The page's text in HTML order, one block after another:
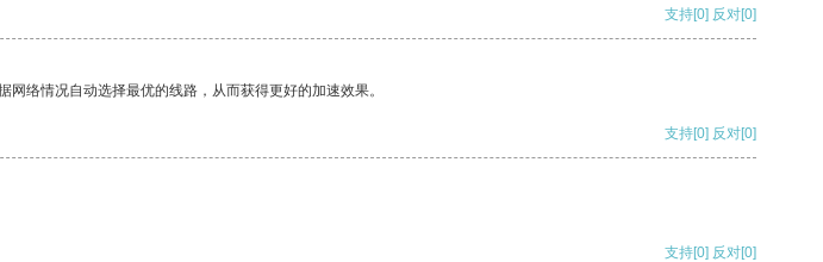
支持[0] 反对[0]
络情况自动选择最优的线路，从而获得更好的加速效果。
支持[0] 反对[0]
支持[0] 反对[0]